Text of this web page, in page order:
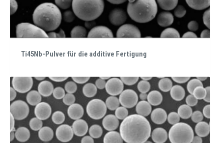
Ti45Nb-Pulver für die additive Fertigung